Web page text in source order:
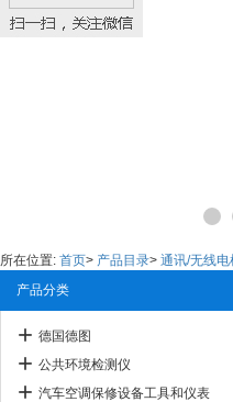
所在位置: 首页> 产品目录> 通讯/无线电
产品分类
德国德图
公共环境检测仪
汽车空调保修设备工具和仪表